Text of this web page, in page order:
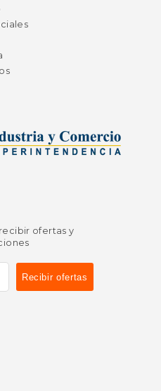
ofertas y